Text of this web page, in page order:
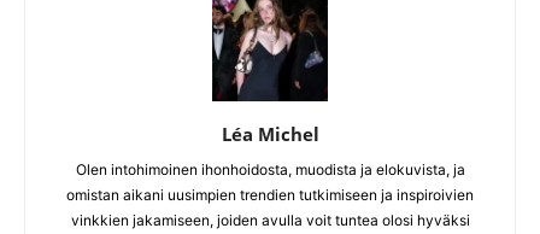
Léa Michel
Olen intohimoinen ihonhoidosta, muodista ja elokuvista, ja
omistan aikani uusimpien trendien tutkimiseen ja inspiroivien
vinkkien jakamiseen, joiden avulla voit tuntea olosi hyväksi